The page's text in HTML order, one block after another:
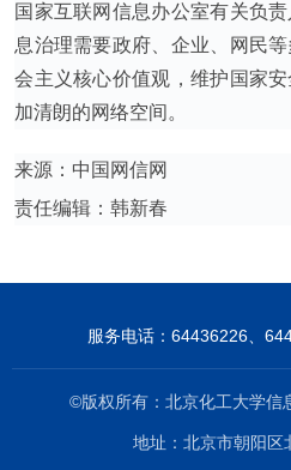
国家互联网信息办公室有关负
息治理需要政府、企业、网民
会主义核心价值观，维护国家
加清朗的网络空间。
来源：中国网信网
责任编辑：韩新春
服务电话：64436226、
©版权所有：北京化工大学信
地址：北京市朝阳区